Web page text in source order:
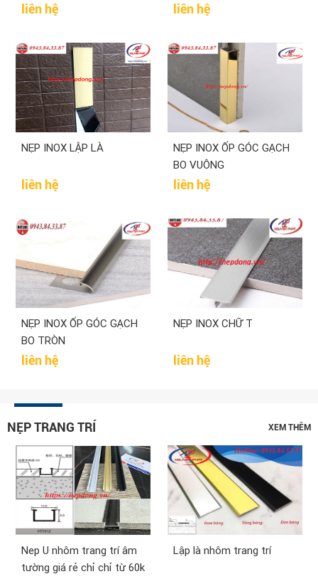
liên hệ liên hệ
NẸP INOX LẬP LÀ
liên hệ
NẸP INOX ỐP GÓC GẠCH
BO VUÔNG
liên hệ
NẸP INOX ỐP GÓC GẠCH
BO TRÒN
liên hệ
NẸP INOX CHỮ T
liên hệ
NẸP TRANG TRÍ XEM THÊM
Nep U nhôm trang trí âm
tường giá rẻ chỉ chỉ từ 60k
Lập là nhôm trang trí